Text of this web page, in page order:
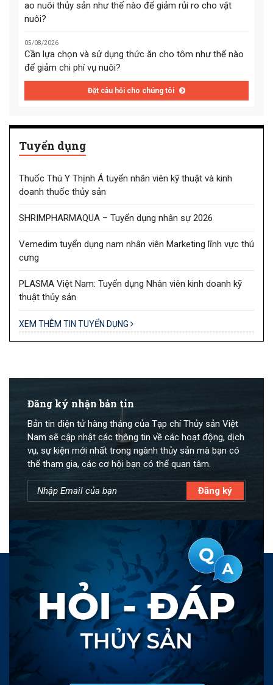
ao nuôi thủy sản như thế nào để giảm rủi ro cho vật
nuôi?
05/08/2026
Cần lựa chọn và sử dụng thức ăn cho tôm như thế nào
để giảm chi phí vụ nuôi?
Đặt câu hỏi cho chúng tôi
Tuyển dụng
Thuốc Thú Y Thịnh Á tuyển nhân viên kỹ thuật và kinh
doanh thuốc thủy sản
SHRIMPHARMAQUA – Tuyển dụng nhân sự 2026
Vemedim tuyển dụng nam nhân viên Marketing lĩnh vực thú
cưng
PLASMA Việt Nam: Tuyển dụng Nhân viên kinh doanh kỹ
thuật thủy sản
XEM THÊM TIN TUYỂN DỤNG
Đăng ký nhận bản tin
Bản tin điện tử hàng tháng của Tạp chí Thủy sản Việt
Nam sẽ cập nhật các thông tin về các hoạt động, dịch
vụ, sự kiện mới nhất trong ngành thủy sản mà bạn có
thể tham gia, các cơ hội bạn có thể quan tâm.